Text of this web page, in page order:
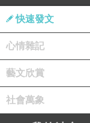
商品訊息簡述
快速發文
心情雜記
藝文欣賞
社會萬象